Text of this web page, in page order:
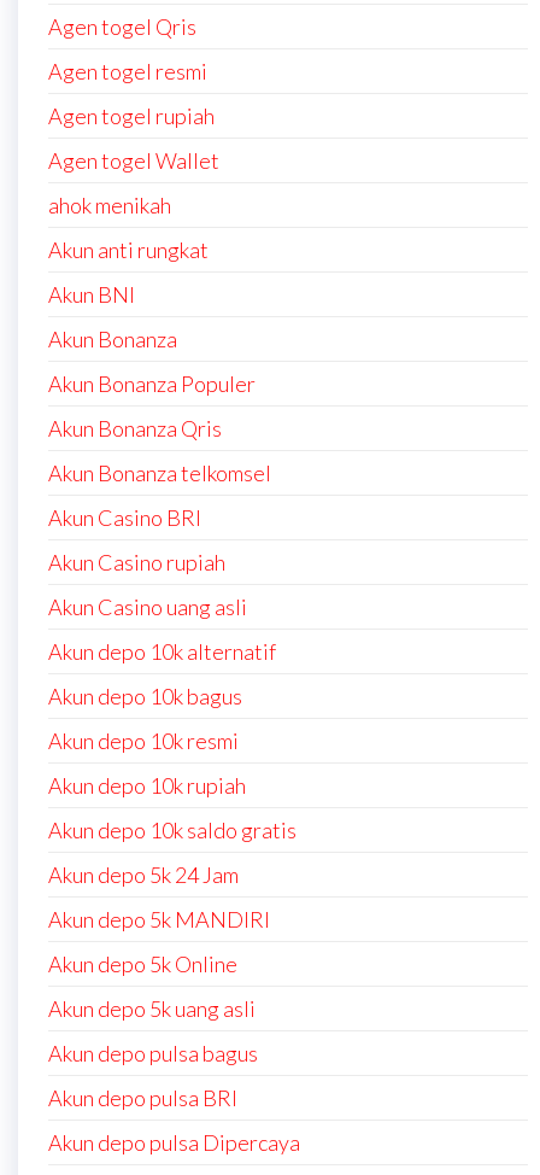
Agen togel Qris
Agen togel resmi
Agen togel rupiah
Agen togel Wallet
ahok menikah
Akun anti rungkat
Akun BNI
Akun Bonanza
Akun Bonanza Populer
Akun Bonanza Qris
Akun Bonanza telkomsel
Akun Casino BRI
Akun Casino rupiah
Akun Casino uang asli
Akun depo 10k alternatif
Akun depo 10k bagus
Akun depo 10k resmi
Akun depo 10k rupiah
Akun depo 10k saldo gratis
Akun depo 5k 24 Jam
Akun depo 5k MANDIRI
Akun depo 5k Online
Akun depo 5k uang asli
Akun depo pulsa bagus
Akun depo pulsa BRI
Akun depo pulsa Dipercaya